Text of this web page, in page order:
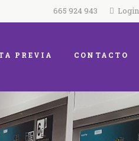
665 924 943 Login
PREVIA CONTACTO